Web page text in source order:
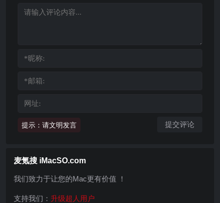
提示：请文明发言
麦氪搜 iMacSO.com
我们致力于让您的Mac更有价值 ！
支持我们： 升级超人用户